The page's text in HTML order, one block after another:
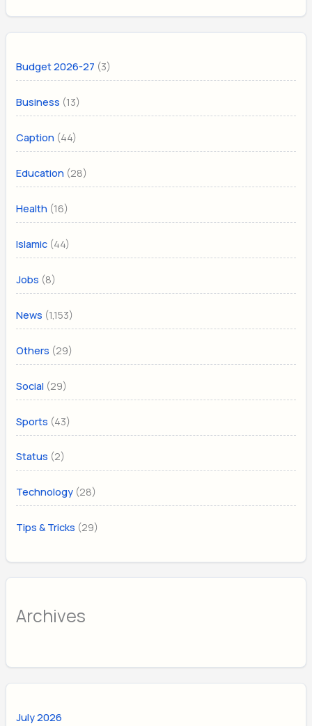
Budget 2026-27 (3)
Business (13)
Caption (44)
Education (28)
Health (16)
Islamic (44)
Jobs (8)
News (1,153)
Others (29)
Social (29)
Sports (43)
Status (2)
Technology (28)
Tips & Tricks (29)
Archives
July 2026